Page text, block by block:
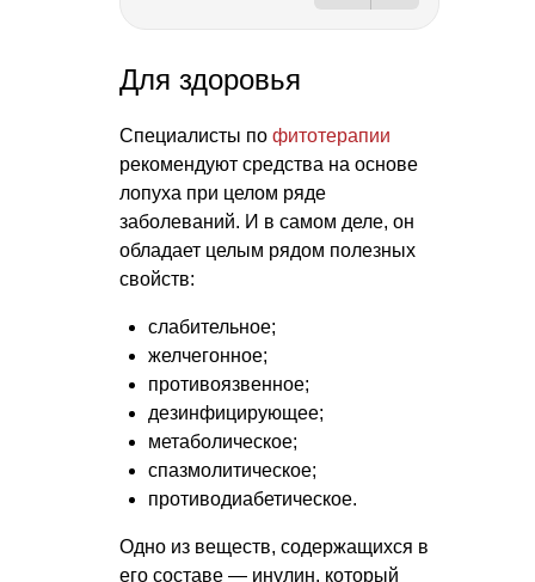
Для здоровья
Специалисты по фитотерапии
рекомендуют средства на основе
лопуха при целом ряде
заболеваний. И в самом деле, он
обладает целым рядом полезных
свойств:
слабительное;
желчегонное;
противоязвенное;
дезинфицирующее;
метаболическое;
спазмолитическое;
противодиабетическое.
Одно из веществ, содержащихся в
его составе — инулин, который